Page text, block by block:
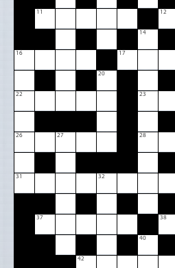
11 12
14
16 17
20
22 23
26 27 28
31 32
37 38
40
42